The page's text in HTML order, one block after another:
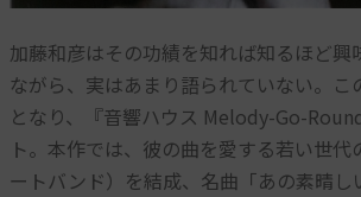
加藤和彦はその功績を知れば知るほど
ながら、実はあまり語られていない。
となり、『音響ハウス Melody-Go-
ト。本作では、彼の曲を愛する若い世
ートバンド）を結成、名曲「あの素晴